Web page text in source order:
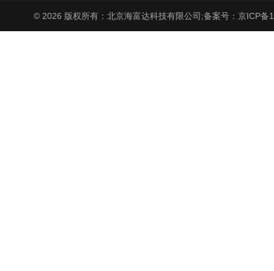
© 2026 版权所有：北京海富达科技有限公司;备案号：京ICP备